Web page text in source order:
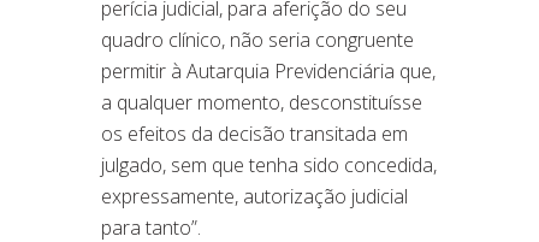
perícia judicial, para aferição do seu
quadro clínico, não seria congruente
permitir à Autarquia Previdenciária que,
a qualquer momento, desconstituísse
os efeitos da decisão transitada em
julgado, sem que tenha sido concedida,
expressamente, autorização judicial
para tanto”.